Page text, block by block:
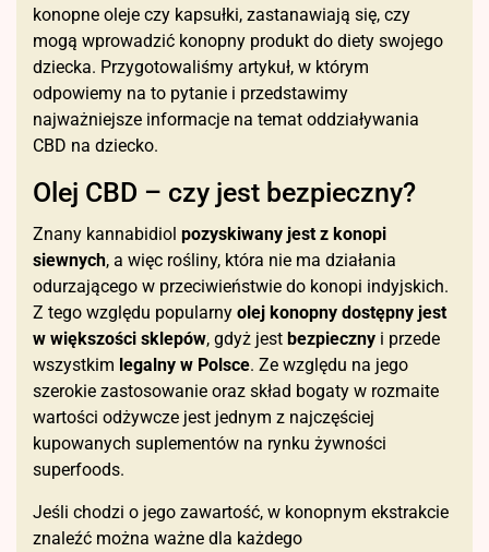
konopne oleje czy kapsułki, zastanawiają się, czy
mogą wprowadzić konopny produkt do diety swojego
dziecka. Przygotowaliśmy artykuł, w którym
odpowiemy na to pytanie i przedstawimy
najważniejsze informacje na temat oddziaływania
CBD na dziecko.
Olej CBD – czy jest bezpieczny?
Znany kannabidiol pozyskiwany jest z konopi
siewnych, a więc rośliny, która nie ma działania
odurzającego w przeciwieństwie do konopi indyjskich.
Z tego względu popularny olej konopny dostępny jest
w większości sklepów, gdyż jest bezpieczny i przede
wszystkim legalny w Polsce. Ze względu na jego
szerokie zastosowanie oraz skład bogaty w rozmaite
wartości odżywcze jest jednym z najczęściej
kupowanych suplementów na rynku żywności
superfoods.
Jeśli chodzi o jego zawartość, w konopnym ekstrakcie
znaleźć można ważne dla każdego